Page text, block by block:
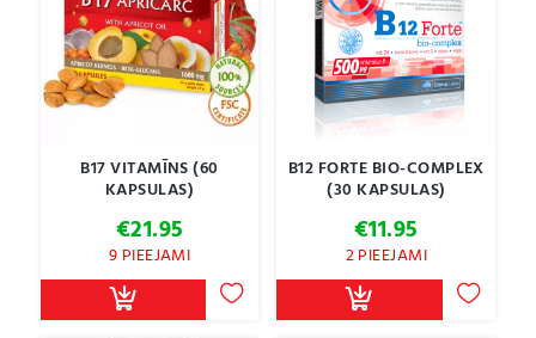
B17 VITAMĪNS (60
KAPSULAS)
€21.95
9 PIEEJAMI
B12 FORTE BIO-COMPLEX
(30 KAPSULAS)
€11.95
2 PIEEJAMI